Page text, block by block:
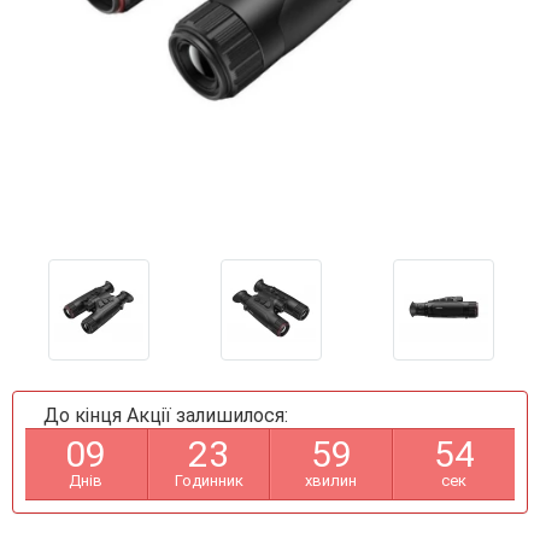
До кінця Акції залишилося:
09
Днів
23
Годинник
59
хвилин
54
сек